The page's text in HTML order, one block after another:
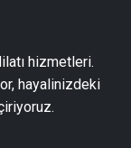
hizmetleri.
hayalinizdeki